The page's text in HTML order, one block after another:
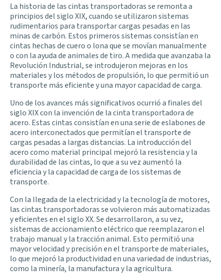
La historia de las cintas transportadoras se remonta a
principios del siglo XIX, cuando se utilizaron sistemas
rudimentarios para transportar cargas pesadas en las
minas de carbón. Estos primeros sistemas consistían en
cintas hechas de cuero o lona que se movían manualmente
o con la ayuda de animales de tiro. A medida que avanzaba la
Revolución Industrial, se introdujeron mejoras en los
materiales y los métodos de propulsión, lo que permitió un
transporte más eficiente y una mayor capacidad de carga.
Uno de los avances más significativos ocurrió a finales del
siglo XIX con la invención de la cinta transportadora de
acero. Estas cintas consistían en una serie de eslabones de
acero interconectados que permitían el transporte de
cargas pesadas a largas distancias. La introducción del
acero como material principal mejoró la resistencia y la
durabilidad de las cintas, lo que a su vez aumentó la
eficiencia y la capacidad de carga de los sistemas de
transporte.
Con la llegada de la electricidad y la tecnología de motores,
las cintas transportadoras se volvieron más automatizadas
y eficientes en el siglo XX. Se desarrollaron, a su vez,
sistemas de accionamiento eléctrico que reemplazaron el
trabajo manual y la tracción animal. Esto permitió una
mayor velocidad y precisión en el transporte de materiales,
lo que mejoró la productividad en una variedad de industrias,
como la minería, la manufactura y la agricultura.